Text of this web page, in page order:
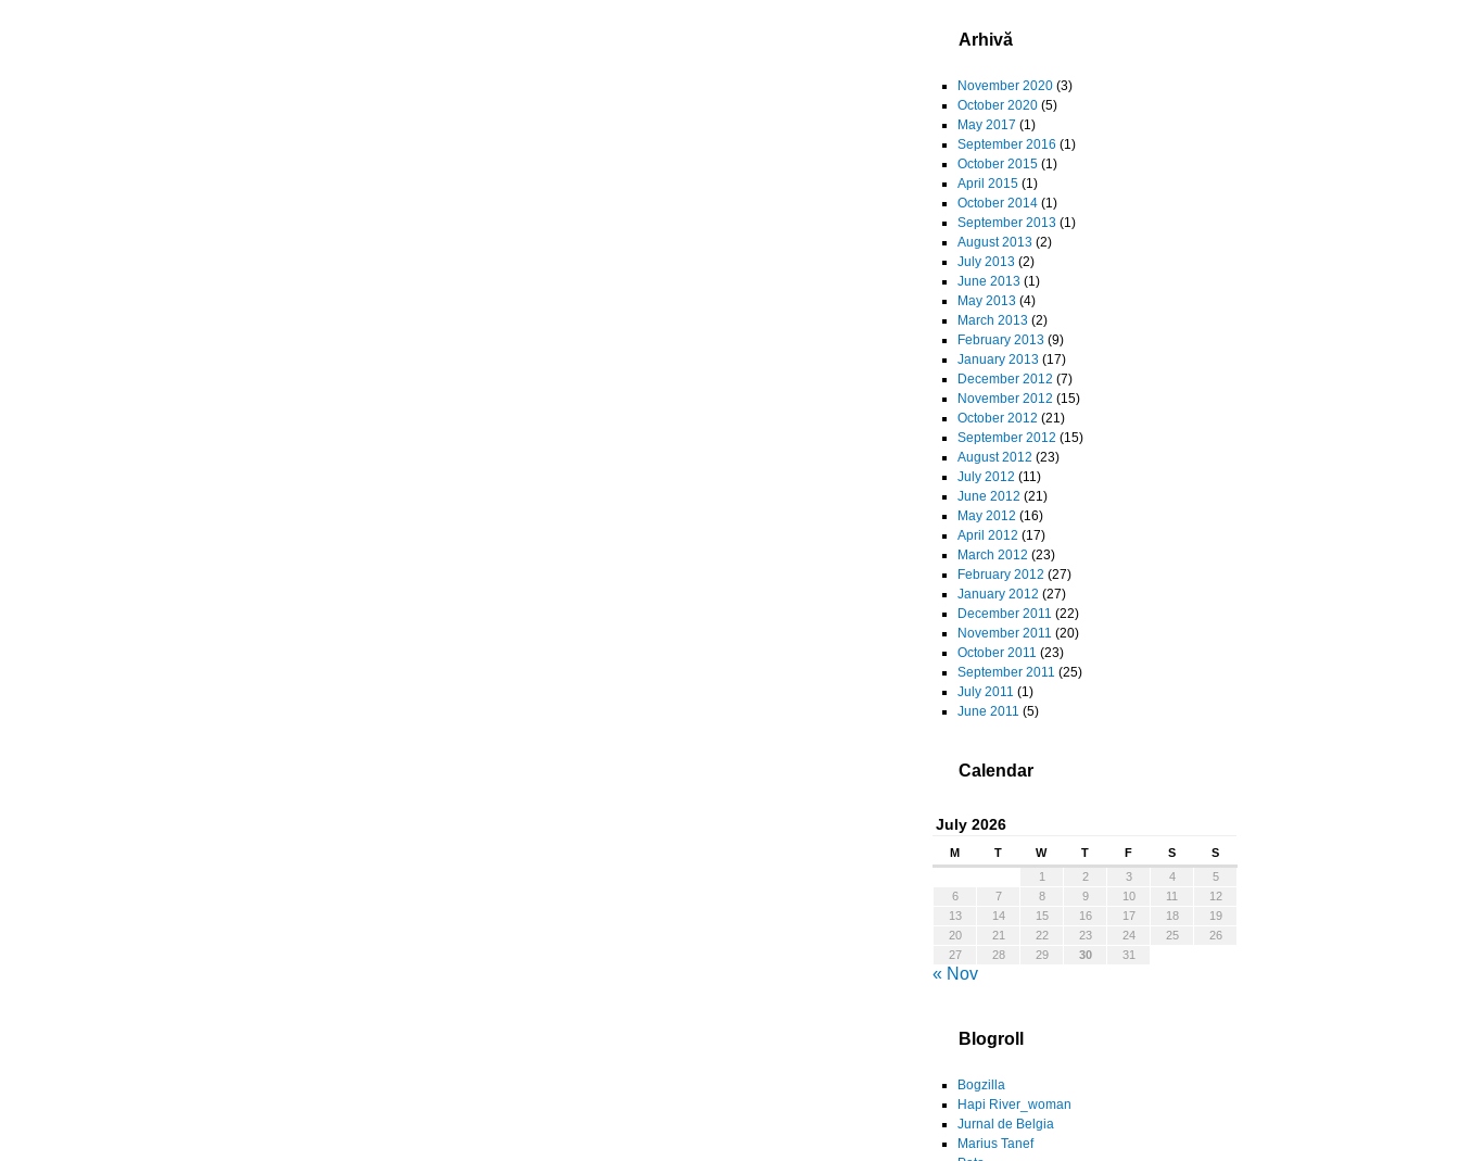
Arhivă
November 2020(3)
October 2020(5)
May 2017 (1)
September 2016 (1)
October 2015(1)
April 2015(1)
October 2014(1)
September 2013(1)
August 2013(2)
July 2013(2)
June 2013(1)
May 2013(4)
March 2013(2)
February 2013(9)
January 2013(17)
December 2012 (7)
November 2012 (15)
October 2012 (21)
September 2012 (15)
August 2012 (23)
July 2012 (11)
June 2012 (21)
May 2012 (16)
April 2012 (17)
March 2012 (23)
February 2012 (27)
January 2012 (27)
December 2011 (22)
November 2011 (20)
October 2011 (23)
September 2011 (25)
July 2011 (1)
June 2011 (5)
Calendar
July 2026
M T W T F S
S
1
2 3 4
5
6
7 8 9 10 11
12
13
14 15 16 17 18
19
20
21 22 23 24 25
26
27
28 29 30 31
« Nov
Blogroll
Bogzilla
Hapi River_woman
Jurnal de Belgia
Marius Tanef